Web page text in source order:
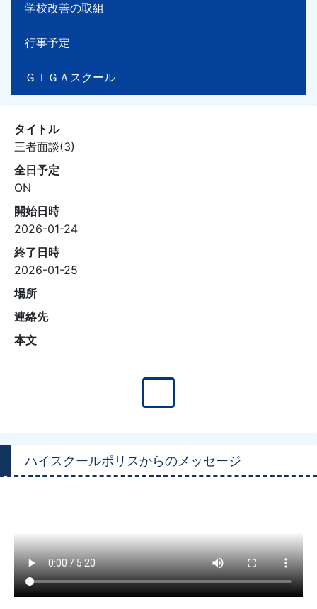
学校改善の取組
行事予定
ＧＩＧＡスクール
タイトル
三者面談(3)
全日予定
ON
開始日時
2026-01-24
終了日時
2026-01-25
場所
連絡先
本文
ハイスクールポリスからのメッセージ